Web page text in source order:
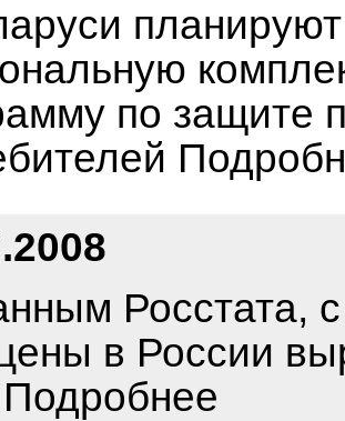
по защите
Росстата,
в России